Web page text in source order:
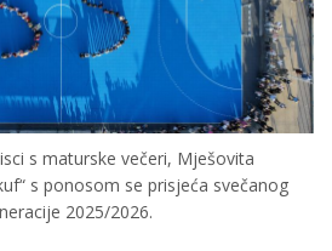
s maturske večeri, Mješovita
s ponosom se prisjeća svečanog
2025/2026.